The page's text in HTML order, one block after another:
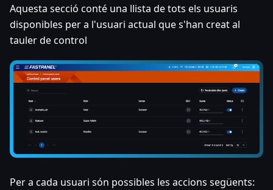
Aquesta secció conté una llista de tots els usuaris
disponibles per a l'usuari actual que s'han creat al
tauler de control
Per a cada usuari són possibles les accions següents: